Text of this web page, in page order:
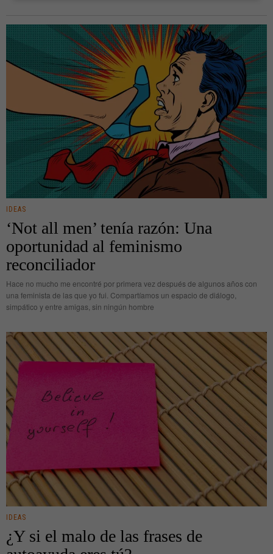
IDEAS
‘Not all men’ tenía razón: Una
oportunidad al feminismo
reconciliador
Hace no mucho me encontré por primera vez después de algunos años con
una feminista de las que yo fui. Compartíamos un espacio de diálogo,
simpático y entre amigas, sin ningún hombre
IDEAS
¿Y si el malo de las frases de